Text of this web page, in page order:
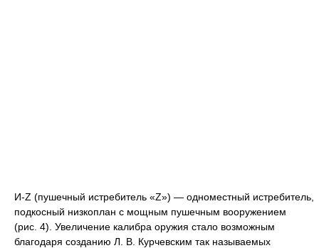
И-Z (пушечный истребитель «Z») — одноместный истребитель,
подкосный низкоплан с мощным пушечным вооружением
(рис. 4). Увеличение калибра оружия стало возможным
благодаря созданию Л. В. Курчевским так называемых